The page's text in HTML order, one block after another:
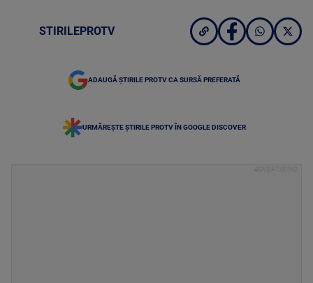
STIRILEPROTV
ADAUGĂ ȘTIRILE PROTV CA SURSĂ PREFERATĂ
URMĂREȘTE ȘTIRILE PROTV ÎN GOOGLE DISCOVER